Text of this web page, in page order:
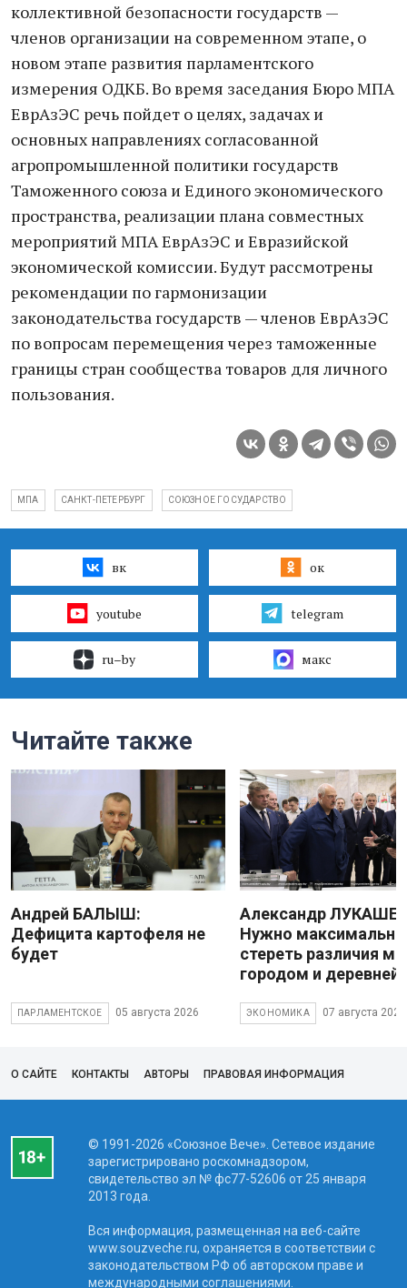
коллективной безопасности государств —
членов организации на современном этапе, о
новом этапе развития парламентского
измерения ОДКБ. Во время заседания Бюро МПА
ЕврАзЭС речь пойдет о целях, задачах и
основных направлениях согласованной
агропромышленной политики государств
Таможенного союза и Единого экономического
пространства, реализации плана совместных
мероприятий МПА ЕврАзЭС и Евразийской
экономической комиссии. Будут рассмотрены
рекомендации по гармонизации
законодательства государств — членов ЕврАзЭС
по вопросам перемещения через таможенные
границы стран сообщества товаров для личного
пользования.
МПА САНКТ-ПЕТЕРБУРГ СОЮЗНОЕ ГОСУДАРСТВО
вк ок
youtube telegram
ru–by макс
Читайте также
Андрей БАЛЫШ:
Дефицита картофеля не
будет
ПАРЛАМЕНТСКОЕ 05 августа 2026
Александр
Нужно максимально
стереть различия
городом и деревней
ЭКОНОМИКА 07 августа 2026
О САЙТЕ КОНТАКТЫ АВТОРЫ ПРАВОВАЯ ИНФОРМАЦИЯ
© 1991-2026 «Союзное Вече». Сетевое издание
зарегистрировано роскомнадзором,
свидетельство эл № фc77-52606 от 25 января
2013 года.
Вся информация, размещенная на веб-сайте
www.souzveche.ru, охраняется в соответствии с
законодательством РФ об авторском праве и
международными соглашениями.